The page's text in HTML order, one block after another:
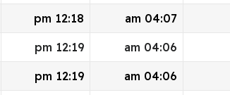
04:07 am
12:18 pm
04:06 am
12:19 pm
04:06 am
12:19 pm